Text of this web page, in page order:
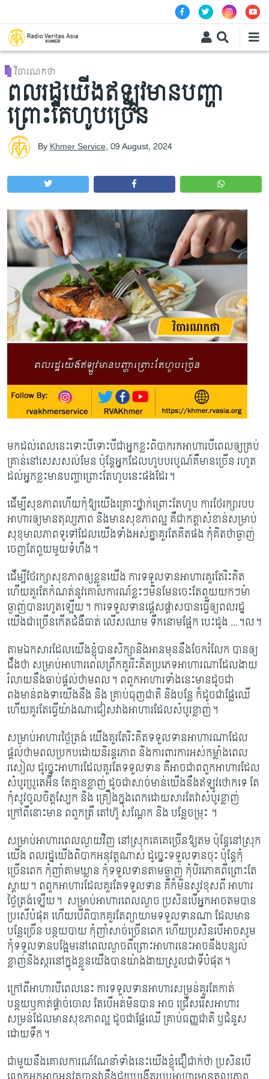
វិចារណកថា
ពលរដ្ឋយើងឥឡូវមានបញ្ហា
ព្រោះតែហូបច្រើន
ByKhmer Service, 09 August, 2024
មកដល់ពេលនេះទោះបីទោះបីជាអ្នកខ្លះពិបាករកអាហារបីពេលឲ្យគ្រប់
គ្រាន់នៅសេសសល់មែន ប៉ុន្តែអ្នកដែលហូបបរបូណ៍គឺមានច្រើន រហូត
ដល់អ្នកខ្លះមានបញ្ហាព្រោះតែហូបនេះផងដែរ។​
ដើម្បីសុខភាពហើយកុំឱ្យយើងគ្រោះថ្នាក់ព្រោះតែហូប ការថែរក្សារបប
អាហារឲ្យមានតុល្យភាព និងមានសុខភាពល្អ គឺជាកត្តាសំខាន់សម្រាប់
សុខុមាលភាពទូទៅដែលយើងទាំងអស់គ្នាគួរតែគិតផង កុំគិតថាឆ្ងាញ់
ចេញតែពួយមួយទំហឹង។
ដើម្បីថែរក្សាសុខភាពឲ្យខ្លួនយើង ការទទួលទានអាហារគួរតែរិះគិត
ហើយគួរតែកំណត់នូវគោលការណ៍ខ្លះៗមិនមែនចេះតែពួយយកៗម៉ា
ឆ្ងាញ់បានរហូតឡើយ។ ការទទួលទានផ្តេសផ្តាសបានធ្វើឲ្យពលរដ្ឋ
យើងជាច្រើនកើតជំងឺធាត់ លើសឈាម ទឹកនោមផ្អែក បេះដូង ...។ល។​
តាមឯកសារដែលយើងខ្ញុំបានសិក្សានិងអានមុននឹងចែករំលែក បានឲ្យ
ដឹងថា សម្រាប់អាហារពេលព្រឹកគួររិះគិតប្រភេទអាហារណាដែលងាយ
រំលាយនឹងឆាប់ផ្តល់ថាមពល។ ពពួកអាហារទាំងនេះមានដូចជា
ពងមាន់ពងទាយើងនឹង និង គ្រាប់ធុញជាតិ និង​បន្លែ ក៏ដូចជាផ្លែឈើ​
ហើយគួរតែធ្វើយ៉ាងណាជៀសវាងអាហារដែលសំបូរ​ខ្លាញ់។
សម្រាប់អាហារថ្ងៃត្រង់ យើងគួរតែរិះគិតទទួលទានអាហារណាដែល
ផ្តល់ថាមពលប្រកបដោយនិរន្តរភាព និងការពារការអស់កម្លាំងពេល
រសៀល ដូច្នេះអាហារដែលគួរតែទទួលទាន គឺអាចជាពពួកអាហារដែល
សំបូរប្រូតេអ៊ីន តែគ្មានខ្លាញ់ ដូចជាសាច់មាន់យើងនឹងឥឡូវថោកទេ តែ
កុំសូវចូលចិត្តស្បែក​ និង គ្រឿងក្នុងពេកដោយសារតែវាសំបូរខ្លាញ់
ក្រៅពីនោះមាន ពពួកត្រី តៅហ៊ូ សណ្តែក​ និង បន្លែ​ចម្រុះ ។
សម្រាប់អាហារពេលល្ងាយវិញ នៅស្រុកគេគេច្រើនឱ្យតម ប៉ុន្តែនៅសុ្រក
យើង ពលរដ្ឋយើងពិបាកអនុវត្តណាស់ ដូច្នេះទទួលទានចុះ ប៉ុន្តែកុំ
ច្រើនពេក កុំញាំតាមឃ្លាន កុំទទួលទានតាមឆ្ងាញ់ កុំបិរភោគពីព្រោះតែ
ស្តាយ។ ពពួកអាហារដែលគួរតែទទួលទាន គឺក៏មិនសូវខុសពី អាហារ
ថ្ងៃត្រង់ឡើយ។ សម្រាប់អាហារពេលល្ងាច ប្រសិនបើអ្នកអាចតមបាន
ប្រសើបំផុត ហើយបើពិបាកគួរតែព្យាយាមទទួលទានណា ដែលមាន
បន្លែច្រើន បន្ថយបាយ កុំញាំសាច់ច្រើនពេក ហើយប្រសិនបើអាចសូម
កុំទទួលទានបង្អែមនៅពេលល្ងាចពីព្រោះអាហារនេះអាចនឹងបន្សល់
ខ្លាញ់និងស្ករនៅក្នុងខ្លួនយើងបានយ៉ាងងាយស្រួលជាទីបំផុត។
ក្រៅពីអាហារបីពេលនេះ ការទទួលទានអាហារសម្រន់គួរតែកាត់
បន្ថយឫកាត់ផ្តាច់ចោល តែបើអត់មិនបាន អាច ជ្រើសរើសអាហារ
សម្រន់ដែលមានសុខភាពល្អ ដូចជាផ្លែឈើ គ្រាប់ធញ្ញជាតិ ឫជំនួស
ដោយទឹក។
ជាមួយនឹងគោលការណ៍ណែនាំទាំងនេះយើងខ្ញុំជឿជាក់ថា ប្រសិនបើ